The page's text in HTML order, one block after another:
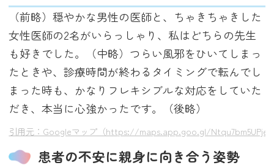
（前略）穏やかな男性の医師と、ちゃきちゃきした
女性医師の2名がいらっしゃり、私はどちらの先生
も好きでした。（中略）つらい風邪をひいてしまっ
たときや、診療時間が終わるタイミングで転んでし
まった時も、かなりフレキシブルな対応をしていた
だき、本当に心強かったです。（後略）
引用元：Googleマップ（https://maps.app.goo.gl/
患者の不安に親身に向き合う姿勢